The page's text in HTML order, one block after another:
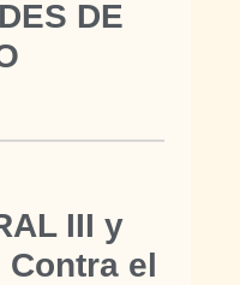
DE
III y
el